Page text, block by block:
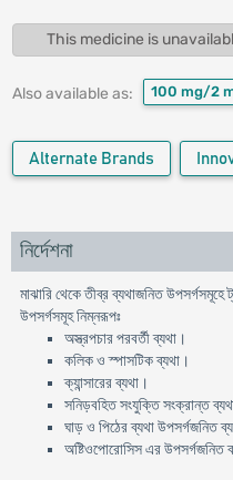
This medicine is
Also available as: 100 mg/2
Alternate Brands
নির্দেশনা
মাঝারি থেকে তীব্র ব্যথাজনিত উপসর্গসমূহে
উপসর্গসমূহ নিম্নরূপঃ
অস্ত্রপচার পরবর্তী ব্যথা।
কলিক ও স্পাসটিক ব্যথা।
ক্যান্সারের ব্যথা।
সনিড়বহিত সংযুক্তি সংক্রান্ত
ঘাড় ও পিঠের ব্যথা উপসর্গজনিত
অষ্টিওপোরোসিস এর উপসর্গজনিত